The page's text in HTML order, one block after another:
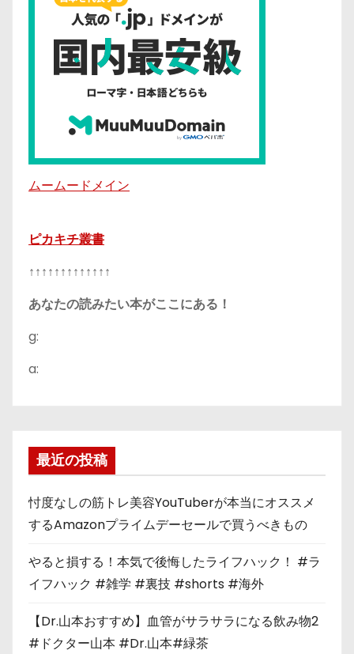
ムームードメイン
ピカキチ叢書
↑↑↑↑↑↑↑↑↑↑↑↑↑
あなたの読みたい本がここにある！
g:
a:
最近の投稿
忖度なしの筋トレ美容YouTuberが本当にオススメ
するAmazonプライムデーセールで買うべきもの
やると損する！本気で後悔したライフハック！ #ラ
イフハック #雑学 #裏技 #shorts #海外
【Dr.山本おすすめ】血管がサラサラになる飲み物2
#ドクター山本 #Dr.山本#緑茶